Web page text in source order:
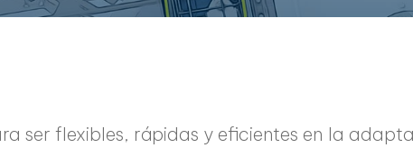
ser flexibles, rápidas y eficientes en la